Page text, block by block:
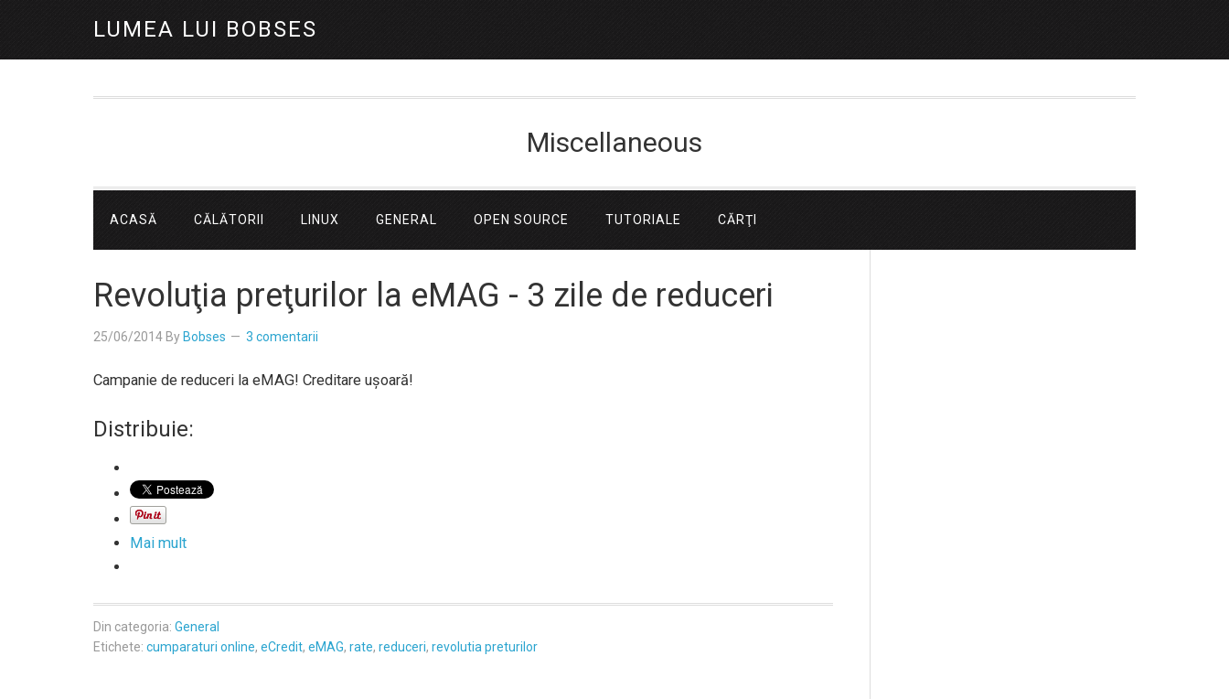
LUMEA LUI BOBSES
Miscellaneous
ACASĂ CĂLĂTORII LINUX GENERAL OPEN SOURCE TUTORIALE CĂRŢI
Revoluţia preţurilor la eMAG - 3 zile de reduceri
25/06/2014 By Bobses 3 comentarii
Campanie de reduceri la eMAG! Creditare uşoară!
Distribuie:
Mai mult
Din categoria: General
Etichete: cumparaturi online, eCredit, eMAG, rate, reduceri, revolutia preturilor